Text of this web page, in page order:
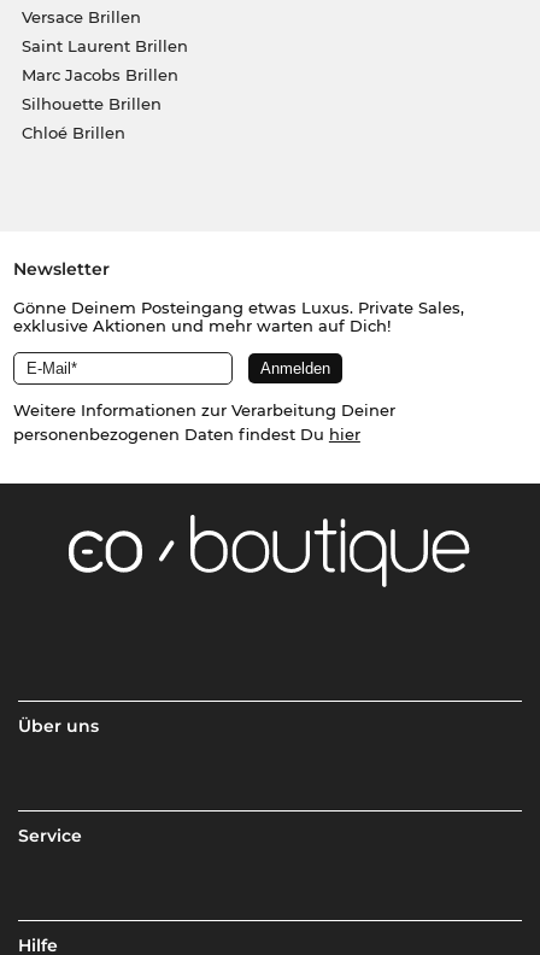
Versace Brillen
Saint Laurent Brillen
Marc Jacobs Brillen
Silhouette Brillen
Chloé Brillen
Newsletter
Gönne Deinem Posteingang etwas Luxus. Private Sales,
exklusive Aktionen und mehr warten auf Dich!
Weitere Informationen zur Verarbeitung Deiner
personenbezogenen Daten findest Du hier
Über uns
Service
Hilfe